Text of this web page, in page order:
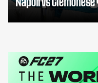
Napoli vs Cremonese